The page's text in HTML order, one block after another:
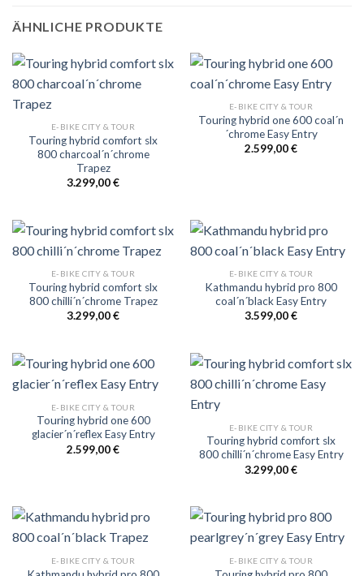
ÄHNLICHE PRODUKTE
E-BIKE CITY & TOUR
Touring hybrid comfort slx
800 charcoal´n´chrome
Trapez
3.299,00€
E-BIKE CITY & TOUR
Touring hybrid one 600 coal´n
´chrome Easy Entry
2.599,00€
E-BIKE CITY & TOUR
Touring hybrid comfort slx
800 chilli´n´chrome Trapez
3.299,00€
E-BIKE CITY & TOUR
Kathmandu hybrid pro 800
coal´n´black Easy Entry
3.599,00€
E-BIKE CITY & TOUR
Touring hybrid one 600
glacier´n´reflex Easy Entry
2.599,00€
E-BIKE CITY & TOUR
Touring hybrid comfort slx
800 chilli´n´chrome Easy Entry
3.299,00€
E-BIKE CITY & TOUR E-BIKE CITY & TOUR